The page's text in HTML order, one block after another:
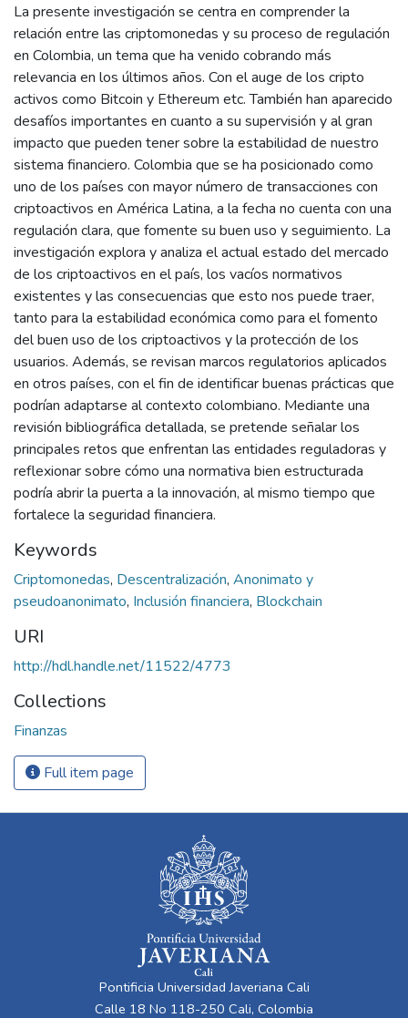
La presente investigación se centra en comprender la
relación entre las criptomonedas y su proceso de regulación
en Colombia, un tema que ha venido cobrando más
relevancia en los últimos años. Con el auge de los cripto
activos como Bitcoin y Ethereum etc. También han aparecido
desafíos importantes en cuanto a su supervisión y al gran
impacto que pueden tener sobre la estabilidad de nuestro
sistema financiero. Colombia que se ha posicionado como
uno de los países con mayor número de transacciones con
criptoactivos en América Latina, a la fecha no cuenta con una
regulación clara, que fomente su buen uso y seguimiento. La
investigación explora y analiza el actual estado del mercado
de los criptoactivos en el país, los vacíos normativos
existentes y las consecuencias que esto nos puede traer,
tanto para la estabilidad económica como para el fomento
del buen uso de los criptoactivos y la protección de los
usuarios. Además, se revisan marcos regulatorios aplicados
en otros países, con el fin de identificar buenas prácticas que
podrían adaptarse al contexto colombiano. Mediante una
revisión bibliográfica detallada, se pretende señalar los
principales retos que enfrentan las entidades reguladoras y
reflexionar sobre cómo una normativa bien estructurada
podría abrir la puerta a la innovación, al mismo tiempo que
fortalece la seguridad financiera.
Keywords
Criptomonedas, Descentralización, Anonimato y
pseudoanonimato, Inclusión financiera, Blockchain
URI
http://hdl.handle.net/11522/4773
Collections
Finanzas
Full item page
Pontificia Universidad Javeriana Cali
Calle 18 No 118-250 Cali, Colombia